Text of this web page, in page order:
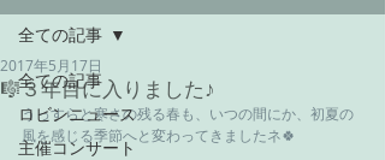
全ての記事
ロビンニュース
主催コンサート
全ての記事
🎼３年目に入りました♪
2017年5月17日
うっすらと寒さの残る春も、いつの間にか、初夏の
風を感じる季節へと変わってきましたネ🍀